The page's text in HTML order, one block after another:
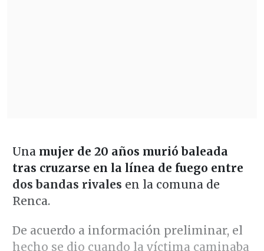
Una mujer de 20 años murió baleada
tras cruzarse en la línea de fuego entre
dos bandas rivales en la comuna de
Renca.
De acuerdo a información preliminar, el
hecho se dio cuando la víctima caminaba